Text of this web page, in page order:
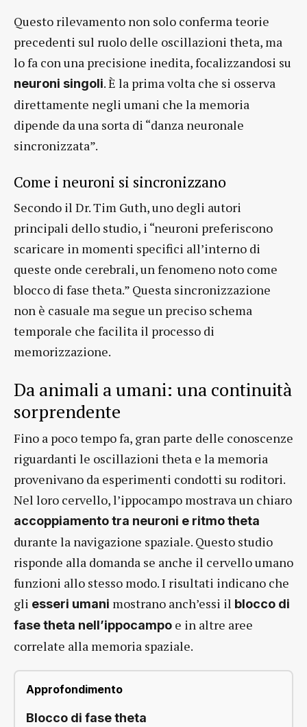
Questo rilevamento non solo conferma teorie
precedenti sul ruolo delle oscillazioni theta, ma
lo fa con una precisione inedita, focalizzandosi su
neuroni singoli. È la prima volta che si osserva
direttamente negli umani che la memoria
dipende da una sorta di “danza neuronale
sincronizzata”.
Come i neuroni si sincronizzano
Secondo il Dr. Tim Guth, uno degli autori
principali dello studio, i “neuroni preferiscono
scaricare in momenti specifici all’interno di
queste onde cerebrali, un fenomeno noto come
blocco di fase theta.” Questa sincronizzazione
non è casuale ma segue un preciso schema
temporale che facilita il processo di
memorizzazione.
Da animali a umani: una continuità
sorprendente
Fino a poco tempo fa, gran parte delle conoscenze
riguardanti le oscillazioni theta e la memoria
provenivano da esperimenti condotti su roditori.
Nel loro cervello, l’ippocampo mostrava un chiaro
accoppiamento tra neuroni e ritmo theta
durante la navigazione spaziale. Questo studio
risponde alla domanda se anche il cervello umano
funzioni allo stesso modo. I risultati indicano che
gli esseri umani mostrano anch’essi il blocco di
fase theta nell’ippocampo e in altre aree
correlate alla memoria spaziale.
Approfondimento
Blocco di fase theta